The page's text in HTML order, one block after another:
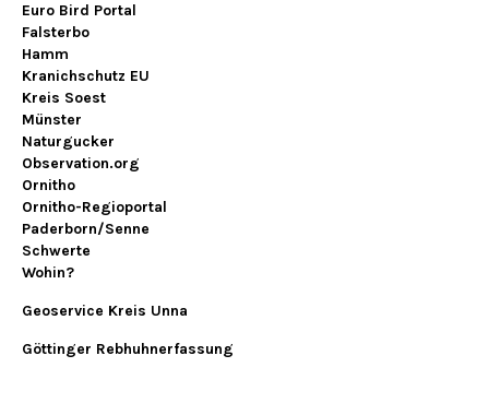
Euro Bird Portal
Falsterbo
Hamm
Kranichschutz EU
Kreis Soest
Münster
Naturgucker
Observation.org
Ornitho
Ornitho-Regioportal
Paderborn/Senne
Schwerte
Wohin?
Geoservice Kreis Unna
Göttinger Rebhuhnerfassung